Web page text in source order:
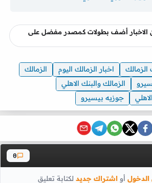
الاخبار أضف بطولات كمصدر مفضل على
اخبار الزمالك اليوم
الزمالك
الزمالك والبنك الاهلي
جوزيه بيسيرو
0
أواشتراك جديد لكتابة تعليق